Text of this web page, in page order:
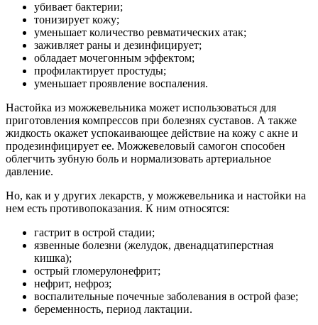
убивает бактерии;
тонизирует кожу;
уменьшает количество ревматических атак;
заживляет раны и дезинфицирует;
обладает мочегонным эффектом;
профилактирует простуды;
уменьшает проявление воспаления.
Настойка из можжевельника может использоваться для
приготовления компрессов при болезнях суставов. А также
жидкость окажет успокаивающее действие на кожу с акне и
продезинфицирует ее. Можжевеловый самогон способен
облегчить зубную боль и нормализовать артериальное
давление.
Но, как и у других лекарств, у можжевельника и настойки на
нем есть противопоказания. К ним относятся:
гастрит в острой стадии;
язвенные болезни (желудок, двенадцатиперстная
кишка);
острый гломерулонефрит;
нефрит, нефроз;
воспалительные почечные заболевания в острой фазе;
беременность, период лактации.